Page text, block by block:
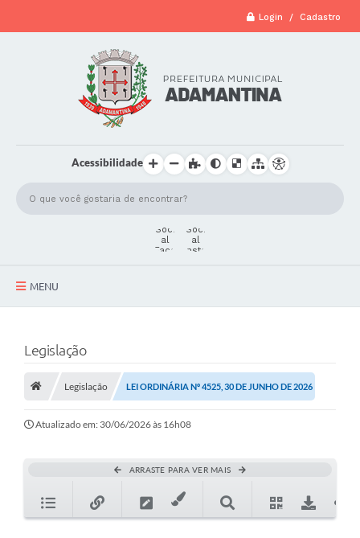
Login / Cadastro
Acessibilidade
MENU
Secretarias
Legislação
Atos Municipais
Legislação
Legislação LEI ORDINÁRIA Nº 4525, 30 DE JUNHO DE 2026
Atualizado em: 30/06/2026 às 16h08
ARRASTE PARA VER MAIS